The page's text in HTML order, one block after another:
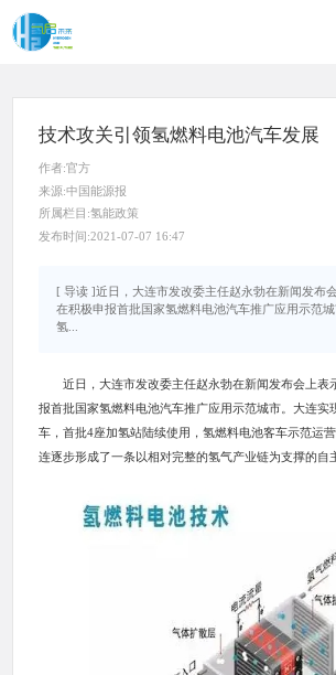
技术攻关引领氢燃料电池汽车发展
作者:官方
来源:中国能源报
所属栏目:氢能政策
发布时间:2021-07-07 16:47
[ 导读 ]近日，大连市发改委主任赵永勃在新闻发布
在积极申报首批国家氢燃料电池汽车推广应用示范
氢...
近日，大连市发改委主任赵永勃在新闻发布会上表
报首批国家氢燃料电池汽车推广应用示范城市。大连实
车，首批4座加氢站陆续使用，氢燃料电池客车示范运
连逐步形成了一条以相对完整的氢气产业链为支撑的自